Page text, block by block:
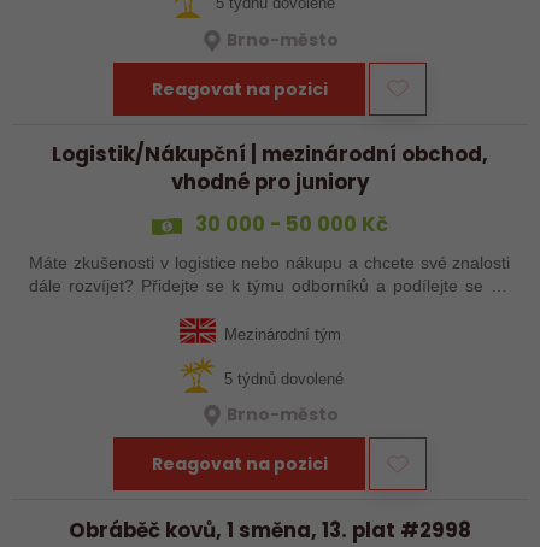
5 týdnů dovolené
Brno-město
Reagovat na pozici
Logistik/Nákupční | mezinárodní obchod,
vhodné pro juniory
30 000 - 50 000 Kč
Máte zkušenosti v logistice nebo nákupu a chcete své znalosti
dále rozvíjet? Přidejte se k týmu odborníků a podílejte se na
Mezinárodní tým
5 týdnů dovolené
Brno-město
Reagovat na pozici
Obráběč kovů, 1 směna, 13. plat #2998